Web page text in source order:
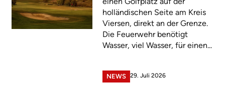
holländischen Seite am Kreis
Viersen, direkt an der Grenze.
Die Feuerwehr benötigt
Wasser, viel Wasser, für einen...
NEWS 29. Juli 2026